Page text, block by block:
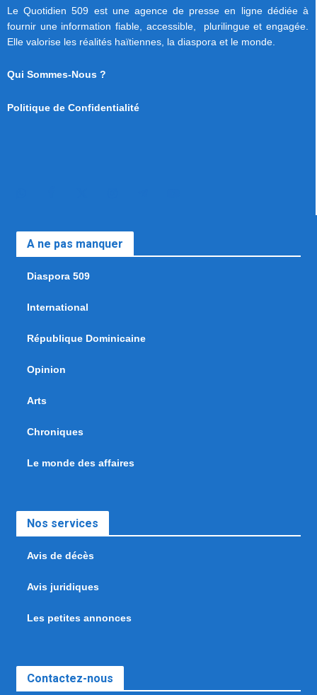
Le Quotidien 509 est une agence de presse en ligne dédiée à
fournir une information fiable, accessible, plurilingue et engagée.
Elle valorise les réalités haïtiennes, la diaspora et le monde.
Qui Sommes-Nous ?
Politique de Confidentialité
A ne pas manquer
Diaspora 509
International
République Dominicaine
Opinion
Arts
Chroniques
Le monde des affaires
Nos services
Avis de décès
Avis juridiques
Les petites annonces
Contactez-nous